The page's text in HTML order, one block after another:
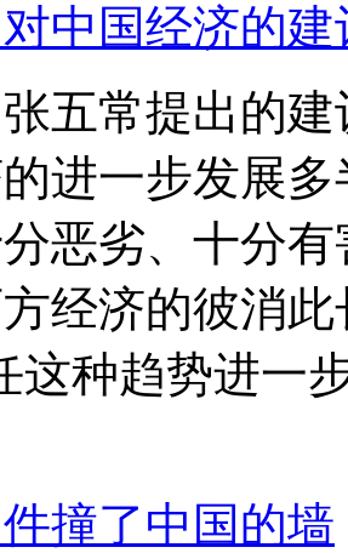
中国经济的
五常提出的
进一步发展
恶劣、十分
经济的彼消
这种趋势进一
撞了中国的墙